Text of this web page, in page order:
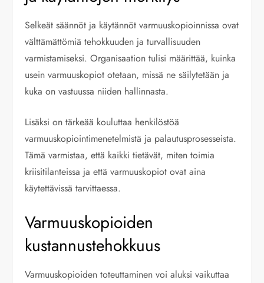
Selkeät säännöt ja käytännöt varmuuskopioinnissa ovat
välttämättömiä tehokkuuden ja turvallisuuden
varmistamiseksi. Organisaation tulisi määrittää, kuinka
usein varmuuskopiot otetaan, missä ne säilytetään ja
kuka on vastuussa niiden hallinnasta.
Lisäksi on tärkeää kouluttaa henkilöstöä
varmuuskopiointimenetelmistä ja palautusprosesseista.
Tämä varmistaa, että kaikki tietävät, miten toimia
kriisitilanteissa ja että varmuuskopiot ovat aina
käytettävissä tarvittaessa.
Varmuuskopioiden
kustannustehokkuus
Varmuuskopioiden toteuttaminen voi aluksi vaikuttaa